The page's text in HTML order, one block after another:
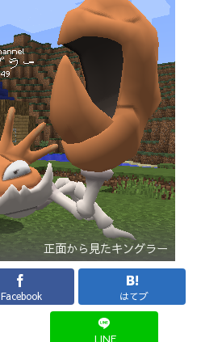
正面から見たキングラー
Facebook はてブ
LINE